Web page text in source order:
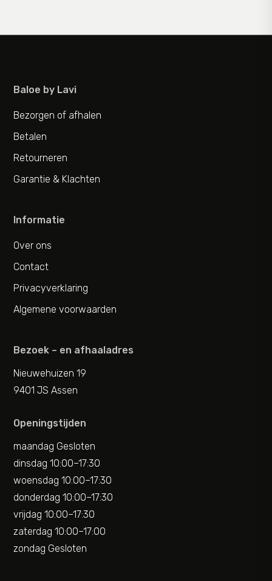
Baloe by Lavi
Bezorgen of afhalen
Betalen
Retourneren
Garantie & Klachten
Informatie
Over ons
Contact
Privacyverklaring
Algemene voorwaarden
Bezoek – en afhaaladres
Nieuwehuizen 19
9401 JS Assen
Openingstijden
maandag Gesloten
dinsdag 10:00–17:30
woensdag 10:00–17:30
donderdag 10:00–17:30
vrijdag 10:00–17:30
zaterdag 10:00–17:00
zondag Gesloten